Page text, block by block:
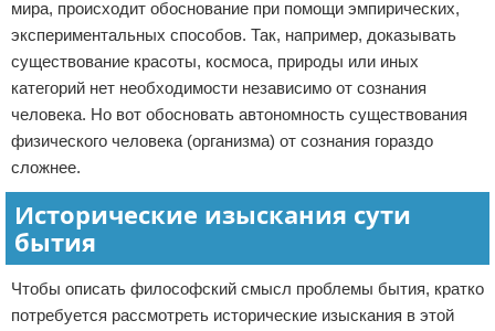
мира, происходит обоснование при помощи эмпирических,
экспериментальных способов. Так, например, доказывать
существование красоты, космоса, природы или иных
категорий нет необходимости независимо от сознания
человека. Но вот обосновать автономность существования
физического человека (организма) от сознания гораздо
сложнее.
Исторические изыскания сути
бытия
Чтобы описать философский смысл проблемы бытия, кратко
потребуется рассмотреть исторические изыскания в этой